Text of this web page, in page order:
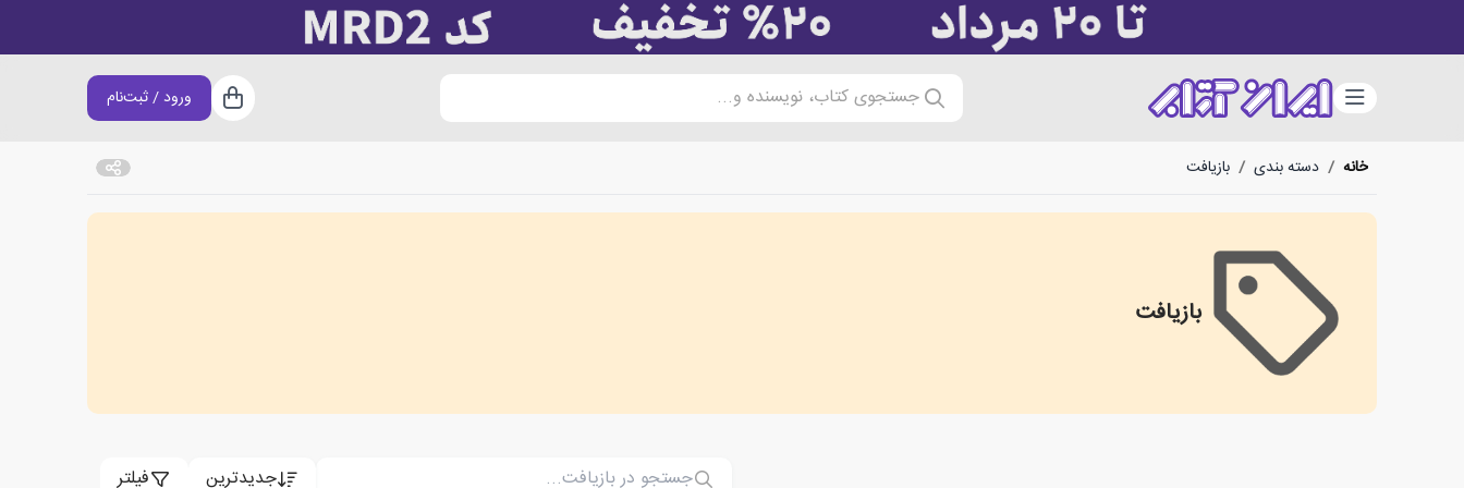
دسته‌بندی جستجوی کتاب، نویسنده و... سبد خرید
ورود / ثبت‌نام
خانه / دسته بندی / بازیافت
بازیافت
بازیافت
جدیدترین فیلتر